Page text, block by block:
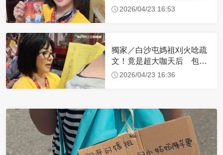
蹟 一靠近媽祖就爆哭
2026/04/23 16:53
獨家／白沙屯媽祖刈火唸疏
文！竟是超大咖天后 包尿
布忍尿5小時不喊累
2026/04/23 16:36